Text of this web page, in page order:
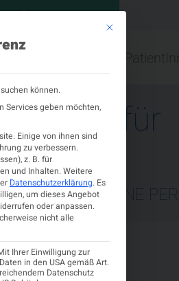
MEINE ÖGN
für
UND ONLINE
Mit diesem Button
können.
Services geben möchten,
Einige von ihnen sind
zu verbessern.
z. B. für
und Inhalten.Weitere
Datenschutzerklärung. Es
um dieses Angebot
oder anpassen.
nicht alle
Ihrer Einwilligung zur
in den USA gemäß Art.
Datenschutz